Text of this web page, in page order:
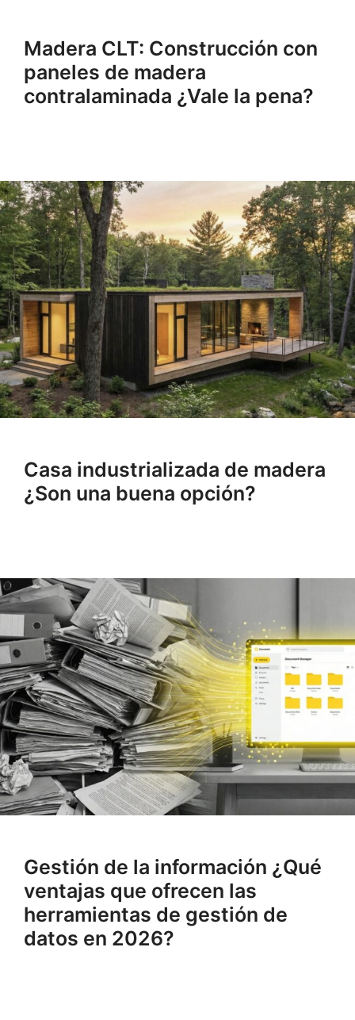
Madera CLT: Construcción con
paneles de madera
contralaminada ¿Vale la pena?
Casa industrializada de madera
¿Son una buena opción?
Gestión de la información ¿Qué
ventajas que ofrecen las
herramientas de gestión de
datos en 2026?